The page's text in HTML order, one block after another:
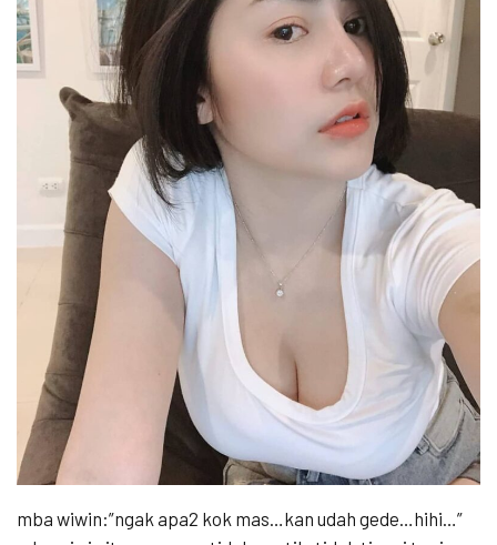
mba wiwin:”ngak apa2 kok mas…kan udah gede…hihi…”